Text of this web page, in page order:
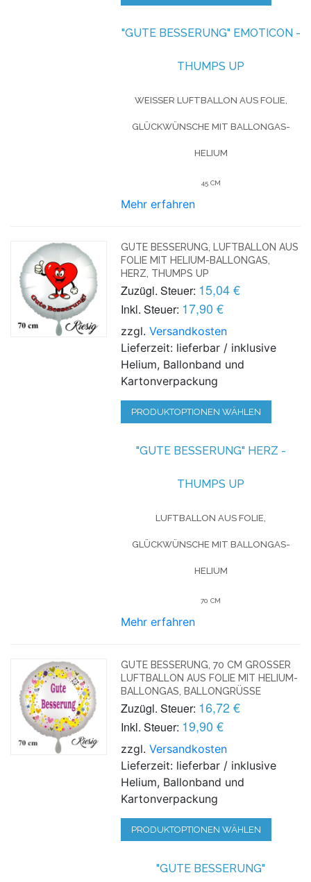
"GUTE BESSERUNG" EMOTICON -
THUMPS UP
WEISSER LUFTBALLON AUS FOLIE, G
LÜCKWÜNSCHE MIT BALLONGAS-H
ELIUM
45 CM
Mehr erfahren
GUTE BESSERUNG, LUFTBALLON AUS
FOLIE MIT HELIUM-BALLONGAS,
HERZ, THUMPS UP
Zuzügl. Steuer: 15,04 €
Inkl. Steuer: 17,90 €
zzgl.Versandkosten
Lieferzeit: lieferbar / inklusive
Helium, Ballonband und
Kartonverpackung
PRODUKTOPTIONEN WÄHLEN
"GUTE BESSERUNG" HERZ -
THUMPS UP
LUFTBALLON AUS FOLIE,
GLÜCKWÜNSCHE MIT BALLONGAS-
HELIUM
70 CM
Mehr erfahren
GUTE BESSERUNG, 70 CM GROSSER L
UFTBALLON AUS FOLIE MIT HELIUM-B
ALLONGAS, BALLONGRÜSSE
Zuzügl. Steuer: 16,72 €
Inkl. Steuer: 19,90 €
zzgl.Versandkosten
Lieferzeit: lieferbar / inklusive
Helium, Ballonband und
Kartonverpackung
PRODUKTOPTIONEN WÄHLEN
"GUTE BESSERUNG"